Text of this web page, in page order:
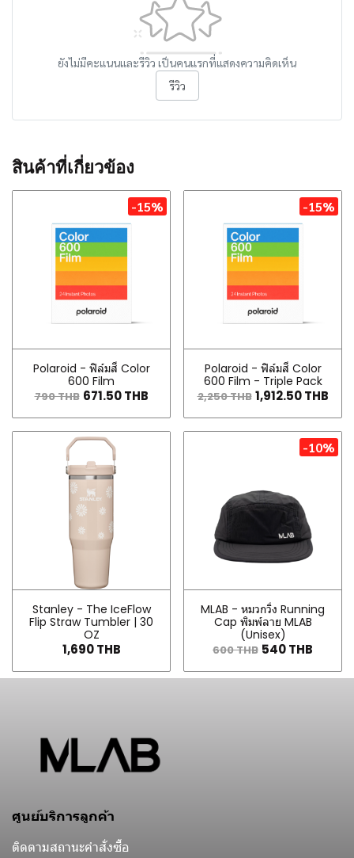
ยังไม่มีคะแนนและรีวิว เป็นคนแรกที่แสดงความคิดเห็น
รีวิว
สินค้าที่เกี่ยวข้อง
-15%
Polaroid - ฟิล์มสี Color
600 Film
790 THB 671.50 THB
-15%
Polaroid - ฟิล์มสี Color
600 Film - Triple Pack
2,250 THB 1,912.50 THB
Stanley - The IceFlow
Flip Straw Tumbler | 30
OZ
1,690 THB
-10%
MLAB - หมวกวิ่ง Running
Cap พิมพ์ลาย MLAB
(Unisex)
600 THB 540 THB
ศูนย์บริการลูกค้า
ติดตามสถานะคำสั่งซื้อ